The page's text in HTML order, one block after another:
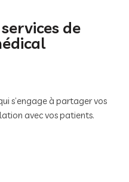
de
s’engage à partager vos
avec vos patients.